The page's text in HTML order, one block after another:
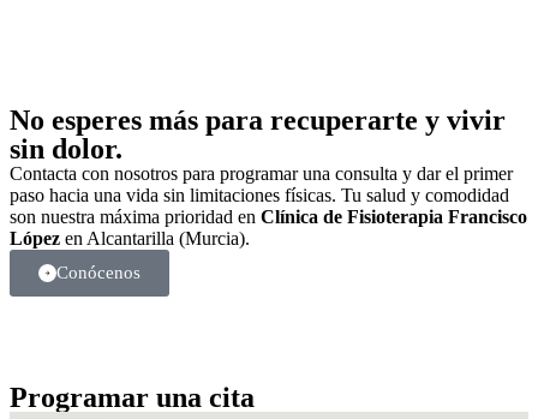
No esperes más para recuperarte y vivir
sin dolor.
Contacta con nosotros para programar una consulta y dar el primer
paso hacia una vida sin limitaciones físicas. Tu salud y comodidad
son nuestra máxima prioridad en Clínica de Fisioterapia Francisco
López en Alcantarilla (Murcia).
Conócenos
Programar una cita